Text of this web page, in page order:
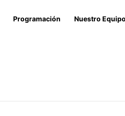
Programación Nuestro Equipo